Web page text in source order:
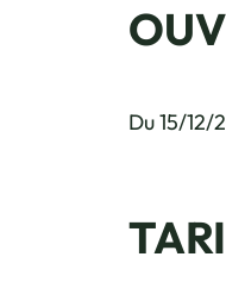
Du 15/